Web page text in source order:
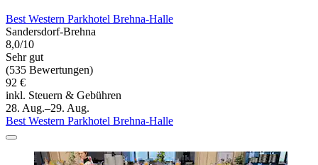
Best Western Parkhotel Brehna-Halle
Sandersdorf-Brehna
8,0/10
Sehr gut
(535 Bewertungen)
92 €
inkl. Steuern & Gebühren
28. Aug.–29. Aug.
Best Western Parkhotel Brehna-Halle